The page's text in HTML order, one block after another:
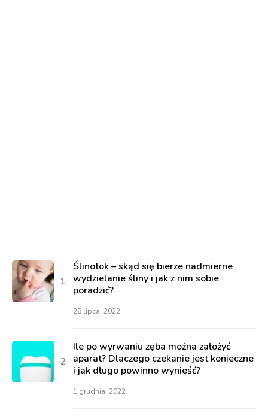
Ślinotok – skąd się bierze nadmierne
wydzielanie śliny i jak z nim sobie
poradzić?
28 lipca, 2022
Ile po wyrwaniu zęba można założyć
aparat? Dlaczego czekanie jest konieczne
i jak długo powinno wynieść?
1 grudnia, 2022